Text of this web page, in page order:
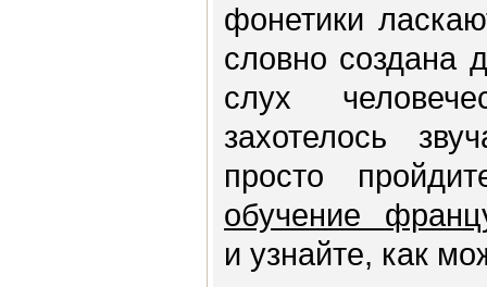
фонетики
словно создана
слух
захотелось
просто
обучение
и узнайте, как